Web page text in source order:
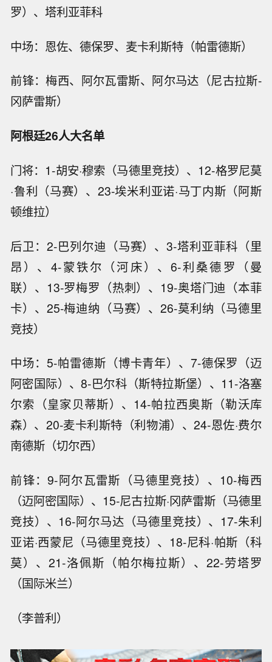
罗）、塔利亚菲科
中场：恩佐、德保罗、麦卡利斯特（帕雷德斯）
前锋：梅西、阿尔瓦雷斯、阿尔马达（尼古拉斯-
冈萨雷斯）
阿根廷26人大名单
门将：1-胡安·穆索（马德里竞技）、12-格罗尼莫
·鲁利（马赛）、23-埃米利亚诺·马丁内斯（阿斯
顿维拉）
后卫：2-巴列尔迪（马赛）、3-塔利亚菲科（里
昂）、4-蒙铁尔（河床）、6-利桑德罗（曼
联）、13-罗梅罗（热刺）、19-奥塔门迪（本菲
卡）、25-梅迪纳（马赛）、26-莫利纳（马德里
竞技）
中场：5-帕雷德斯（博卡青年）、7-德保罗（迈
阿密国际）、8-巴尔科（斯特拉斯堡）、11-洛塞
尔索（皇家贝蒂斯）、14-帕拉西奥斯（勒沃库
森）、20-麦卡利斯特（利物浦）、24-恩佐·费尔
南德斯（切尔西）
前锋：9-阿尔瓦雷斯（马德里竞技）、10-梅西
（迈阿密国际）、15-尼古拉斯·冈萨雷斯（马德里
竞技）、16-阿尔马达（马德里竞技）、17-朱利
亚诺·西蒙尼（马德里竞技）、18-尼科·帕斯（科
莫）、21-洛佩斯（帕尔梅拉斯）、22-劳塔罗
（国际米兰）
（李普利）